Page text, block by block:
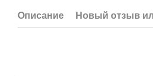
Описание Новый отзыв